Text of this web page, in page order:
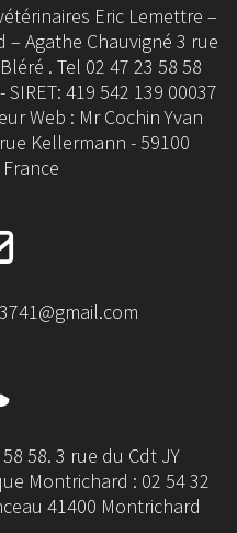
Eric Lemettre –
– Agathe Chauvigné 3 rue
. Tel 02 47 23 58 58
SIRET: 419 542 139 00037
Web : Mr Cochin Yvan
Kellermann - 59100
58. 3 rue du Cdt JY
Montrichard : 02 54 32
41400 Montrichard